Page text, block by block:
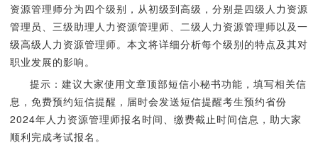
资源管理师分为四个级别，从初级到高级，分别是四级人力资源
管理员、三级助理人力资源管理师、二级人力资源管理师以及一
级高级人力资源管理师。本文将详细分析每个级别的特点及其对
职业发展的影响。
提示：建议大家使用文章顶部短信小秘书功能，填写相关信
息，免费预约短信提醒，届时会发送短信提醒考生预约省份
2024年人力资源管理师报名时间、缴费截止时间信息，助大家
顺利完成考试报名。